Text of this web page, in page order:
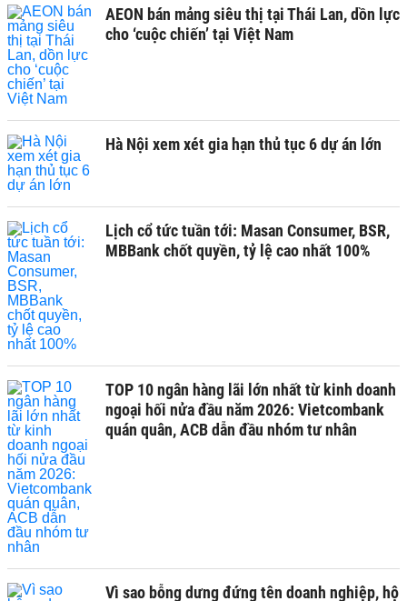
AEON bán mảng siêu thị tại Thái Lan, dồn lực
cho ‘cuộc chiến’ tại Việt Nam
Hà Nội xem xét gia hạn thủ tục 6 dự án lớn
Lịch cổ tức tuần tới: Masan Consumer, BSR,
MBBank chốt quyền, tỷ lệ cao nhất 100%
TOP 10 ngân hàng lãi lớn nhất từ kinh doanh
ngoại hối nửa đầu năm 2026: Vietcombank
quán quân, ACB dẫn đầu nhóm tư nhân
Vì sao bỗng dưng đứng tên doanh nghiệp, hộ